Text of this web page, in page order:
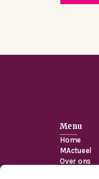
Menu
Home
MActueel
Over ons